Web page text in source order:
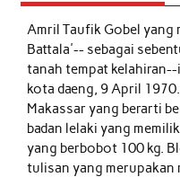
Amril Taufik Gobelyang
Battala'-- sebagai
tanah tempat
kota daeng, 9 April
Makassar yang berarti
badan lelaki yang
yang berbobot 100 kg.
tulisan yang